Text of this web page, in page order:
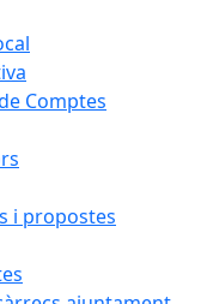
Comptes
i propostes